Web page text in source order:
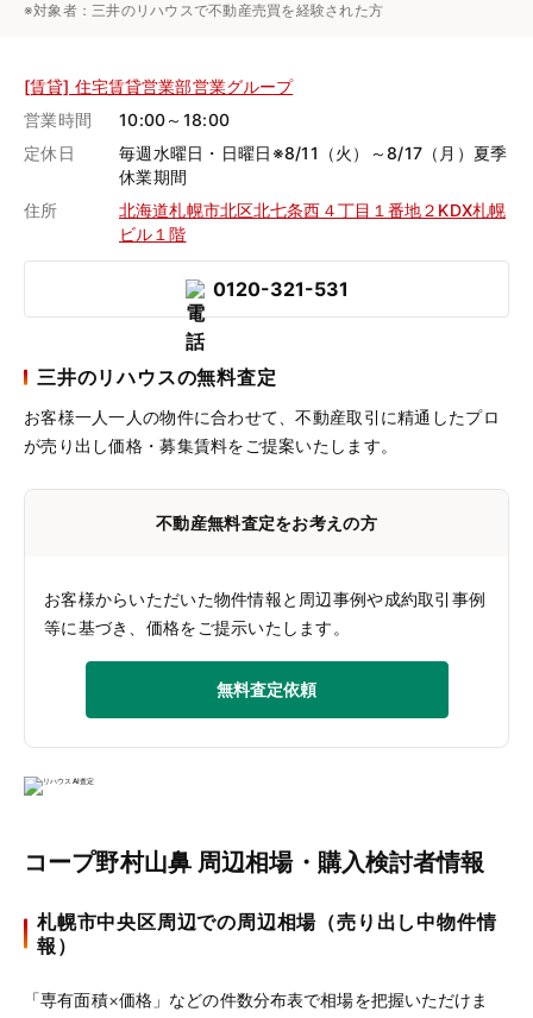
※対象者：三井のリハウスで不動産売買を経験された方
[賃貸] 住宅賃貸営業部営業グループ
営業時間
10:00～18:00
定休日
毎週水曜日・日曜日※8/11（火）～8/17（月）夏季
休業期間
住所
北海道札幌市北区北七条西４丁目１番地２KDX札幌
ビル１階
0120-321-531
三井のリハウスの無料査定
お客様一人一人の物件に合わせて、不動産取引に精通したプロ
が売り出し価格・募集賃料をご提案いたします。
不動産無料査定をお考えの方
お客様からいただいた物件情報と周辺事例や成約取引事例
等に基づき、価格をご提示いたします。
無料査定依頼
コープ野村山鼻 周辺相場・購入検討者情報
札幌市中央区周辺での周辺相場（売り出し中物件情
報）
「専有面積×価格」などの件数分布表で相場を把握いただけま